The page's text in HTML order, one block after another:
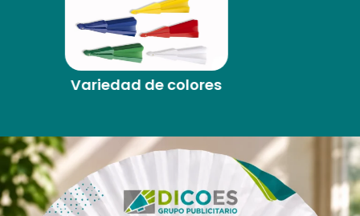
Materiales de calidad